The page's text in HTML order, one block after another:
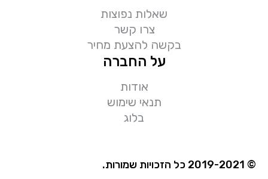
שאלות נפוצות
צרו קשר
בקשה להצעת מחיר
על החברה
אודות
תנאי שימוש
בלוג
© 2019-2021 כל הזכויות שמורות.